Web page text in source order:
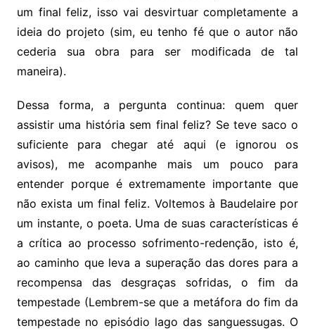
um final feliz, isso vai desvirtuar completamente a
ideia do projeto (sim, eu tenho fé que o autor não
cederia sua obra para ser modificada de tal
maneira).
Dessa forma, a pergunta continua: quem quer
assistir uma história sem final feliz? Se teve saco o
suficiente para chegar até aqui (e ignorou os
avisos), me acompanhe mais um pouco para
entender porque é extremamente importante que
não exista um final feliz. Voltemos à Baudelaire por
um instante, o poeta. Uma de suas características é
a crítica ao processo sofrimento-redenção, isto é,
ao caminho que leva a superação das dores para a
recompensa das desgraças sofridas, o fim da
tempestade (Lembrem-se que a metáfora do fim da
tempestade no episódio lago das sanguessugas. O